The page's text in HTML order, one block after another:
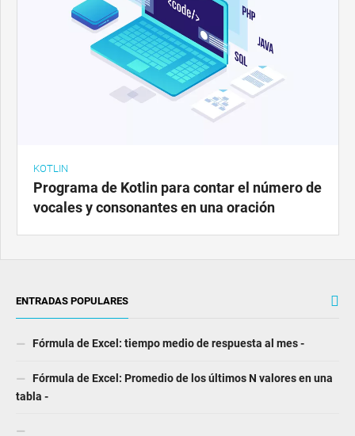
KOTLIN
Programa de Kotlin para contar el número de
vocales y consonantes en una oración
ENTRADAS POPULARES
Fórmula de Excel: tiempo medio de respuesta al mes -
Fórmula de Excel: Promedio de los últimos N valores en una
tabla -